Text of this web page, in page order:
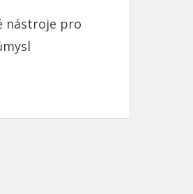
nástroje pro